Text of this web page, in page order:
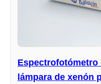
Espectrofotómetro
lámpara de xenón